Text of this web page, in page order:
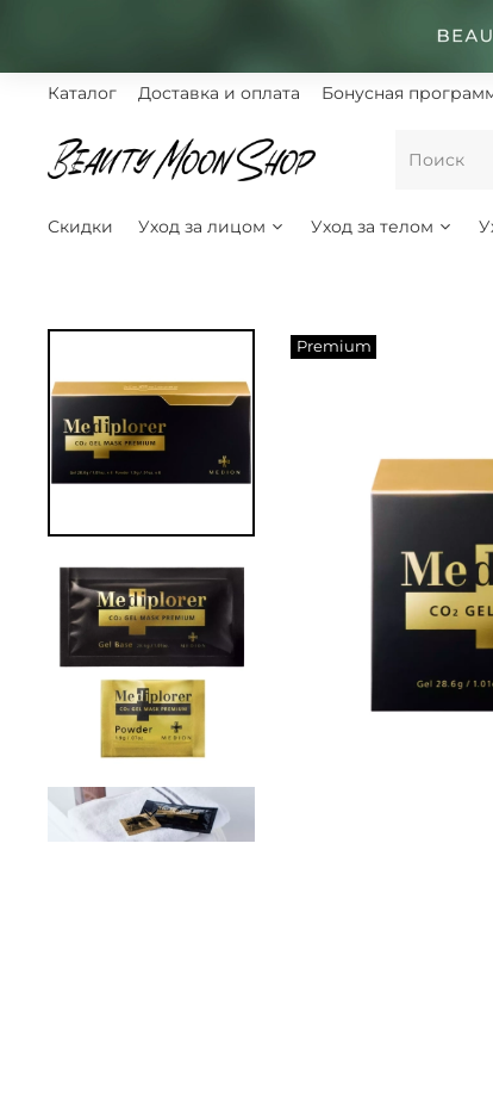
Каталог Доставка и оплата Бонусная
Скидки Уход за лицом Уход за телом
Premium